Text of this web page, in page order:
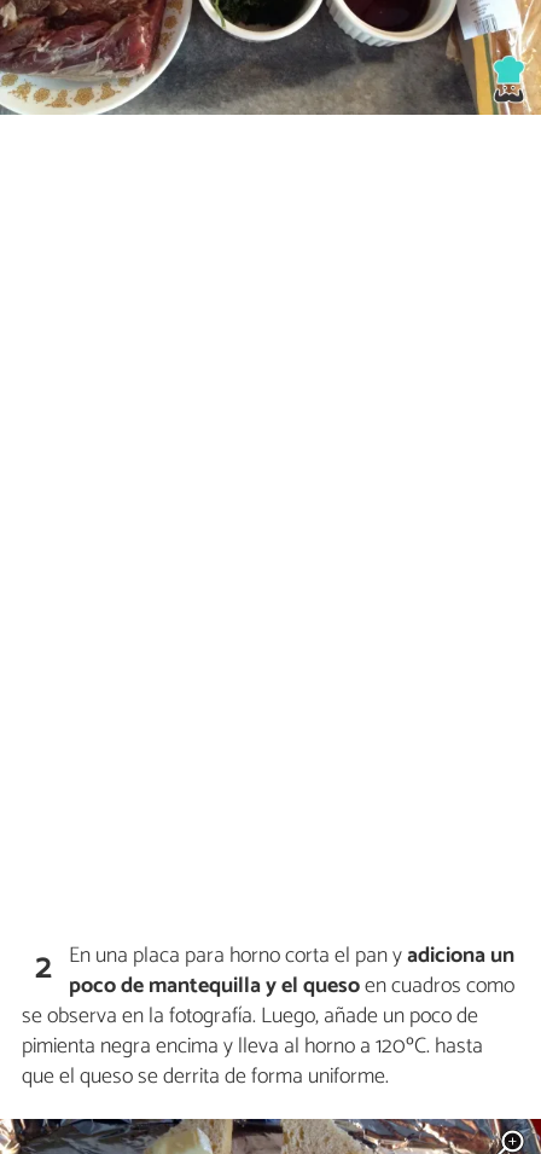
2 En una placa para horno corta el pan yadiciona un
poco de mantequilla y el quesoen cuadros como
se observa en la fotografía. Luego, añade un poco de
pimienta negra encima y lleva al horno a 120ºC. hasta
que el queso se derrita de forma uniforme.